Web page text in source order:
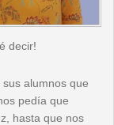
decir!
alumnos que
pedía que
hasta que nos